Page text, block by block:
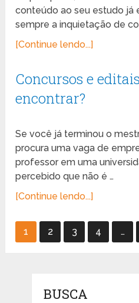
conteúdo ao seu estudo já
sempre a inquietação de
[Continue lendo...]
Concursos e
encontrar?
Se você já terminou o
procura uma vaga de
professor em uma
percebido que não é …
[Continue lendo...]
Paginação
1 2 3 4 …
BUSCA